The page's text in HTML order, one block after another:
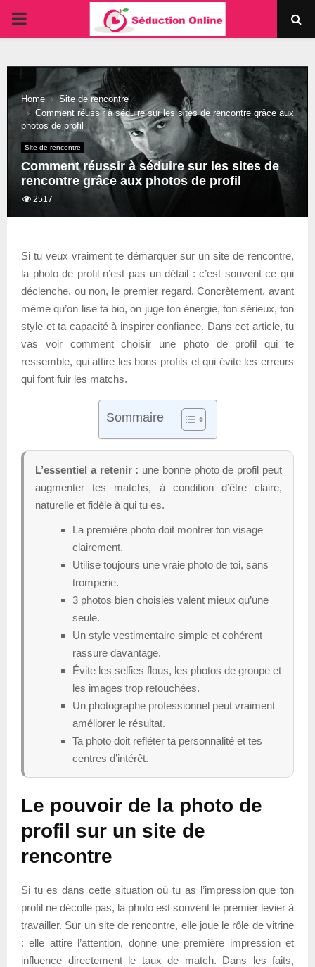
PRIMARY
Home
Site de rencontre
Comment réussir à séduire sur les sites de rencontre grâce aux
photos de profil
Site de rencontre
Comment réussir à séduire sur les sites de
rencontre grâce aux photos de profil
2517
Si tu veux vraiment te démarquer sur un site de rencontre,
la photo de profil n’est pas un détail : c’est souvent ce qui
déclenche, ou non, le premier regard. Concrètement, avant
même qu’on lise ta bio, on juge ton énergie, ton sérieux, ton
style et ta capacité à inspirer confiance. Dans cet article, tu
vas voir comment choisir une photo de profil qui te
ressemble, qui attire les bons profils et qui évite les erreurs
qui font fuir les matchs.
Sommaire
L’essentiel a retenir : une bonne photo de profil peut
augmenter tes matchs, à condition d’être claire,
naturelle et fidèle à qui tu es.
La première photo doit montrer ton visage
clairement.
Utilise toujours une vraie photo de toi, sans
tromperie.
3 photos bien choisies valent mieux qu’une
seule.
Un style vestimentaire simple et cohérent
rassure davantage.
Évite les selfies flous, les photos de groupe et
les images trop retouchées.
Un photographe professionnel peut vraiment
améliorer le résultat.
Ta photo doit refléter ta personnalité et tes
centres d’intérêt.
Le pouvoir de la photo de
profil sur un site de
rencontre
Si tu es dans cette situation où tu as l’impression que ton
profil ne décolle pas, la photo est souvent le premier levier à
travailler. Sur un site de rencontre, elle joue le rôle de vitrine
: elle attire l’attention, donne une première impression et
influence directement le taux de match. Dans les faits,